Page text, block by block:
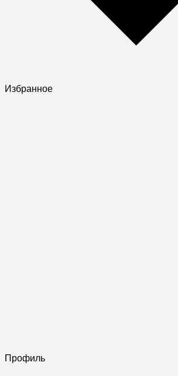
Избранное
Профиль